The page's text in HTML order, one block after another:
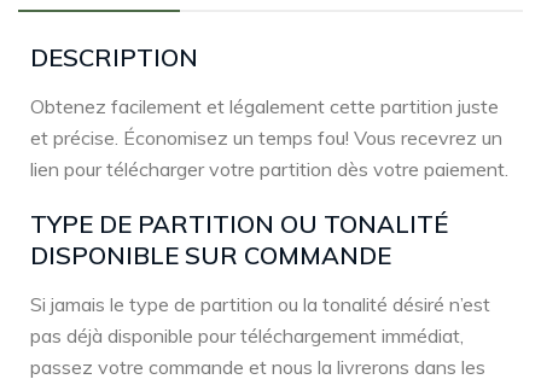
DESCRIPTION
Obtenez facilement et légalement cette partition juste
et précise. Économisez un temps fou! Vous recevrez un
lien pour télécharger votre partition dès votre paiement.
TYPE DE PARTITION OU TONALITÉ
DISPONIBLE SUR COMMANDE
Si jamais le type de partition ou la tonalité désiré n’est
pas déjà disponible pour téléchargement immédiat,
passez votre commande et nous la livrerons dans les